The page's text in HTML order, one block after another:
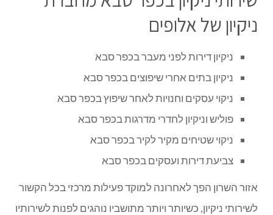
ניקיון של אלופים
ניקיון דירות לפני מעבר בכפר סבא
ניקיון בתים אחרי שיפוצים בכפר סבא
ניקוי עסקים וחנויות לאחר שיפוץ בכפר סבא
פוליש וניקיון לחדרי מדרגות בכפר סבא
ניקוי שטיחים מקיר לקיר בכפר סבא
צביעת דירות ועסקים בכפר סבא
אזור השרון הפך לאחרונה למוקד פעילות מרכזי בכל הקשור
לשירותי ניקיון, כשיותר ויותר מתושביו נוהגים לפנות לשירותיו